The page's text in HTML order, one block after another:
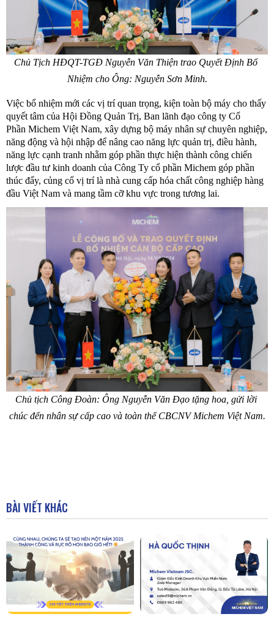
Chủ Tịch HĐQT-TGĐ Nguyễn Văn Thiện trao Quyết Định Bổ
Nhiệm cho Ông: Nguyễn Sơn Minh.
Việc bổ nhiệm mới các vị trí quan trọng, kiện toàn bộ máy cho thấy
quyết tâm của Hội Đồng Quản Trị, Ban lãnh đạo công ty Cổ
Phần Michem Việt Nam, xây dựng bộ máy nhân sự chuyên nghiệp,
năng động và hội nhập để nâng cao năng lực quản trị, điều hành,
năng lực cạnh tranh nhằm góp phần thực hiện thành công chiến
lược đầu tư kinh doanh của Công Ty cổ phần Michem góp phần
thúc đẩy, củng cố vị trí là nhà cung cấp hóa chất công nghiệp hàng
đầu Việt Nam và mang tầm cỡ khu vực trong tương lai.
Chủ tịch Công Đoàn: Ông Nguyễn Văn Đạo tặng hoa, gửi lời
chúc đến nhân sự cấp cao và toàn thể CBCNV Michem Việt Nam.
BÀI VIẾT KHÁC